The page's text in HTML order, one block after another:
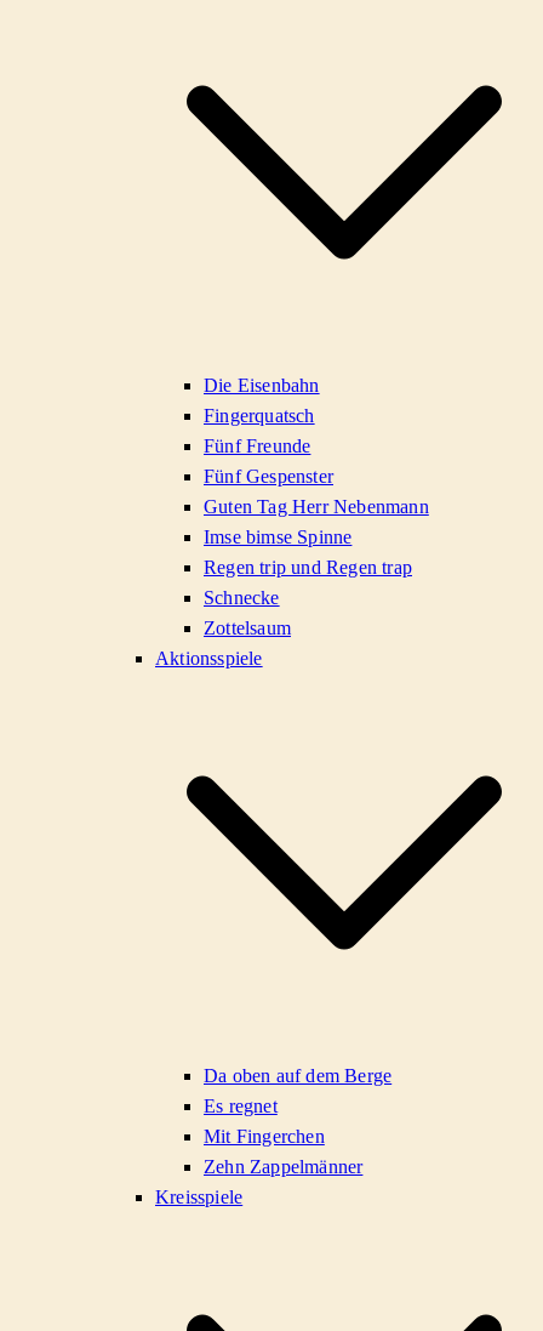
Die Eisenbahn
Fingerquatsch
Fünf Freunde
Fünf Gespenster
Guten Tag Herr Nebenmann
Imse bimse Spinne
Regen trip und Regen trap
Schnecke
Zottelsaum
Aktionsspiele
Da oben auf dem Berge
Es regnet
Mit Fingerchen
Zehn Zappelmänner
Kreisspiele